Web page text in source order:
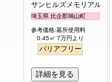
サンヒルズメモリアルガ
埼玉県 比企郡鳩山町
参考価格:墓所使用料
0.45㎡ 7万円より
バリアフリー
詳細を見る